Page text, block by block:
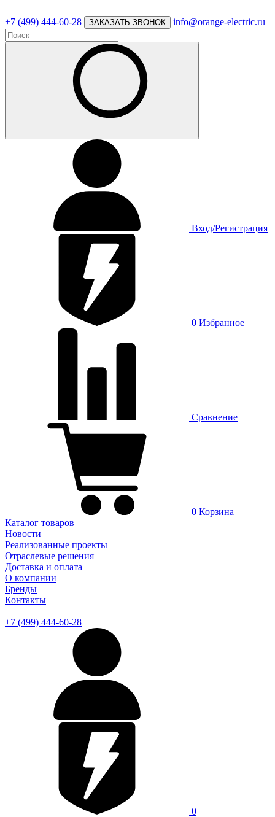
+7 (499) 444-60-28 ЗАКАЗАТЬ ЗВОНОК info@orange-electric.ru
Вход/Регистрация
0 Избранное
Сравнение
0 Корзина
Каталог товаров
Новости
Реализованные проекты
Отраслевые решения
Доставка и оплата
О компании
Бренды
Контакты
+7 (499) 444-60-28
0